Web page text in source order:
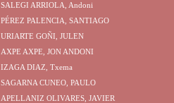
SALEGI ARRIOLA, Andoni
PÉREZ PALENCIA, SANTIAGO
URIARTE GOÑI, JULEN
AXPE AXPE, JON ANDONI
IZAGA DIAZ, Txema
SAGARNA CUNEO, PAULO
APELLANIZ OLIVARES, JAVIER